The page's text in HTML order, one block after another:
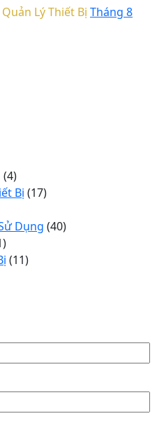
Lý Thiết Bị Tháng 8
(4)
Bị (17)
Dụng (40)
(11)